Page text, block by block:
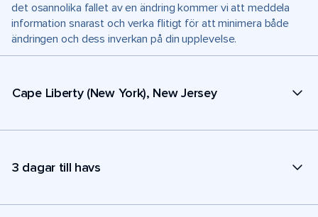
det osannolika fallet av en ändring kommer vi att meddela
information snarast och verka flitigt för att minimera både
ändringen och dess inverkan på din upplevelse.
Cape Liberty (New York), New Jersey
3 dagar till havs